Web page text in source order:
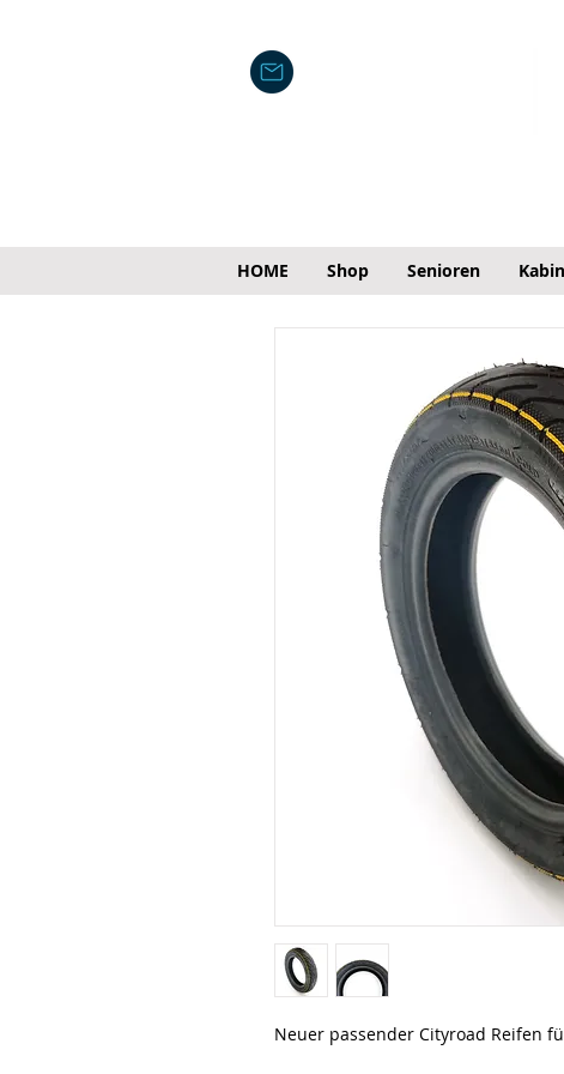
HOME Shop Senioren
Neuer passender Cityroad Reifen